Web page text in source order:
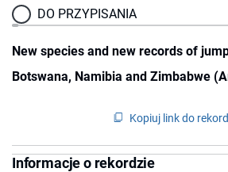
DO PRZYPISANIA
New species and new records of
Botswana, Namibia and Zimbabwe
Kopiuj link do
Informacje o rekordzie